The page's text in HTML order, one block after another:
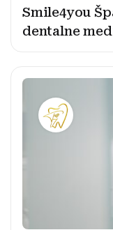
Smile4you
dentalne